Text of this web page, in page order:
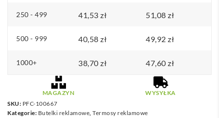
250 - 499 41,53 zł 51,08 zł
500 - 999 40,58 zł 49,92 zł
1000+ 38,70 zł 47,60 zł
MAGAZYN
WYSYŁKA
SKU: PFC-100667
Kategorie: Butelki reklamowe, Termosy reklamowe